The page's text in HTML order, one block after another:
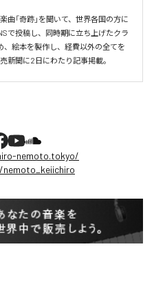
「奇跡」を聞いて、世界各国の方に
で投稿し、同時期に立ち上げたクラ
絵本を製作し、経費以外の全てを
新聞に2日にわたり記事掲載。
nemoto.tokyo/